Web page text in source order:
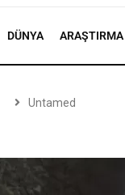
DÜNYA ARAŞTIRMA
Untamed